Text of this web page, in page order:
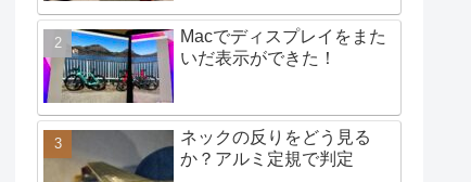
Macでディスプレイをまた
いだ表示ができた！
ネックの反りをどう見る
か？アルミ定規で判定